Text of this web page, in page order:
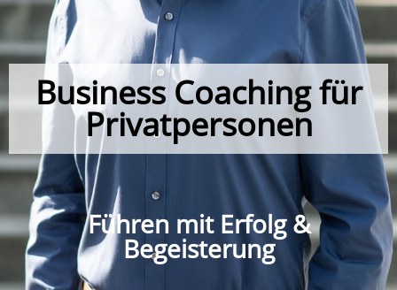
Business Coaching für
Privatpersonen
Führen mit Erfolg &
Begeisterung